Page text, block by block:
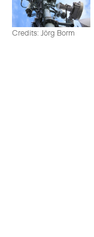
Credits: Jörg Borm